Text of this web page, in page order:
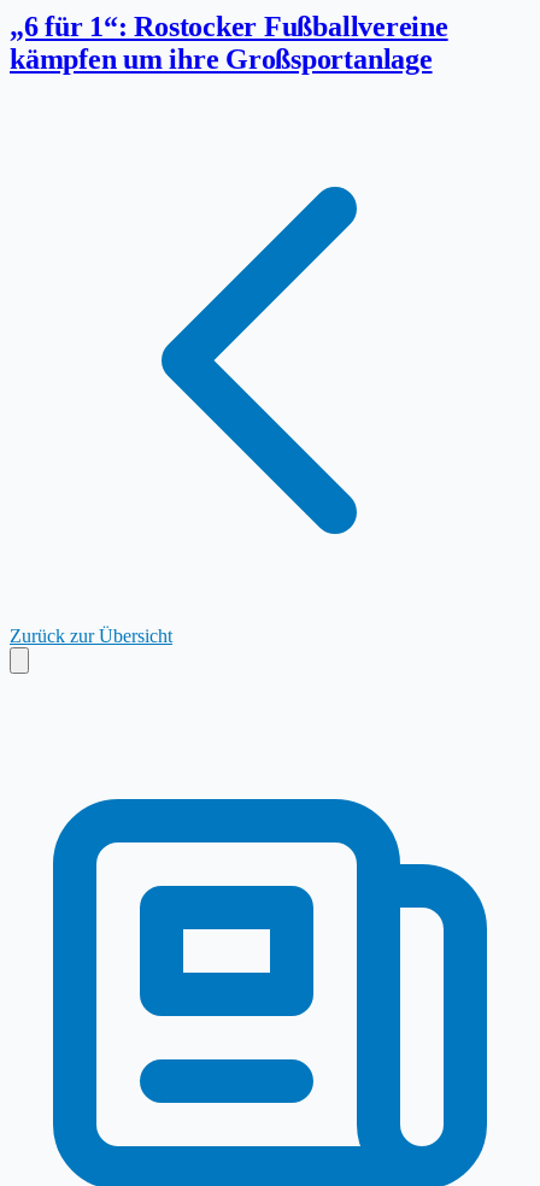
„6 für 1“: Rostocker Fußballvereine
kämpfen um ihre Großsportanlage
Zurück zur Übersicht